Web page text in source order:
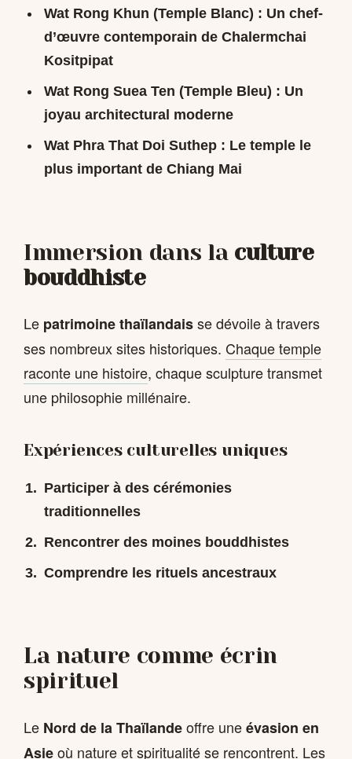
Wat Rong Khun (Temple Blanc) : Un chef-
d’œuvre contemporain de Chalermchai
Kositpipat
Wat Rong Suea Ten (Temple Bleu) : Un
joyau architectural moderne
Wat Phra That Doi Suthep: Le temple le
plus important de Chiang Mai
Immersion dans la culture
bouddhiste
Le patrimoine thaïlandaisse dévoile à travers
ses nombreux sites historiques. Chaque temple
raconte une histoire, chaque sculpture transmet
une philosophie millénaire.
Expériences culturelles uniques
Participer à des cérémonies
traditionnelles
Rencontrer des moines bouddhistes
Comprendre les rituels ancestraux
La nature comme écrin
spirituel
Le Nord de la Thaïlandeoffre uneévasion en
Asieoù nature et spiritualité se rencontrent. Les